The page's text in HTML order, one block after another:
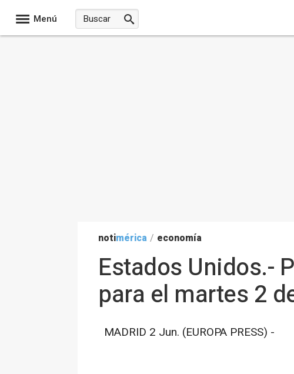
Menú
notimérica / economía
Estados Unidos.-
para el martes 2
MADRID 2 Jun. (EUROPA PRESS) -